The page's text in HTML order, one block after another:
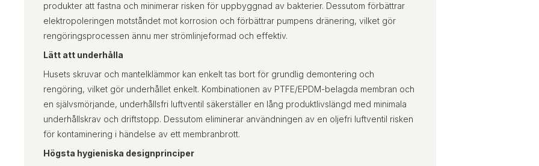
produkter att fastna och minimerar risken för uppbyggnad av bakterier. Dessutom förbättrar
elektropoleringen motståndet mot korrosion och förbättrar pumpens dränering, vilket gör
rengöringsprocessen ännu mer strömlinjeformad och effektiv.
Lätt att underhålla
Husets skruvar och mantelklämmor kan enkelt tas bort för grundlig demontering och
rengöring, vilket gör underhållet enkelt. Kombinationen av PTFE/EPDM-belagda membran och
en självsmörjande, underhållsfri luftventil säkerställer en lång produktlivslängd med minimala
underhållskrav och driftstopp. Dessutom eliminerar användningen av en oljefri luftventil risken
för kontaminering i händelse av ett membranbrott.
Högsta hygieniska designprinciper